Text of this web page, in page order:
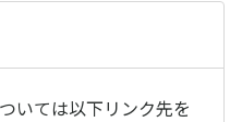
いては以下リンク先を